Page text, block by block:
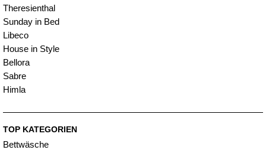
Theresienthal
Sunday in Bed
Libeco
House in Style
Bellora
Sabre
Himla
TOP KATEGORIEN
Bettwäsche